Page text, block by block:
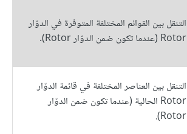
التنقل بين القوائم المختلفة المتوفرة في الدوّار
Rotor (عندما تكون ضمن الدوّار Rotor).
التنقل بين العناصر المختلفة في قائمة الدوّار
Rotor الحالية (عندما تكون ضمن الدوّار
Rotor).